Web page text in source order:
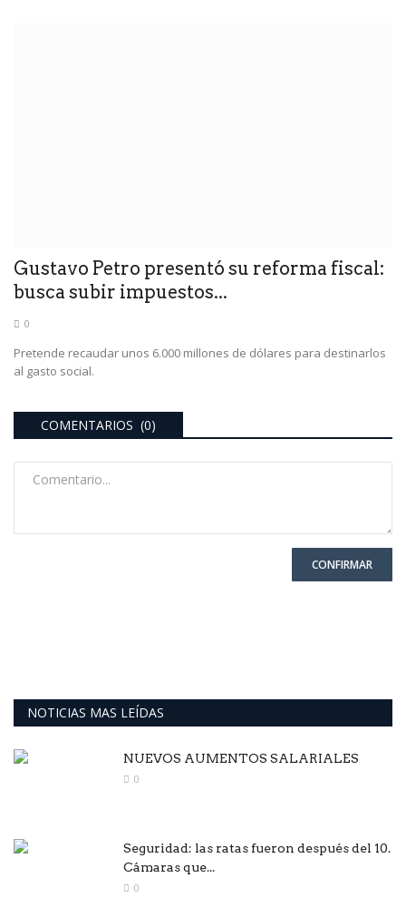
Gustavo Petro presentó su reforma fiscal:
busca subir impuestos...
0
Pretende recaudar unos 6.000 millones de dólares para destinarlos
al gasto social.
COMENTARIOS (0)
CONFIRMAR
NOTICIAS MAS LEÍDAS
NUEVOS AUMENTOS SALARIALES
0
Seguridad: las ratas fueron después del 10.
Cámaras que...
0